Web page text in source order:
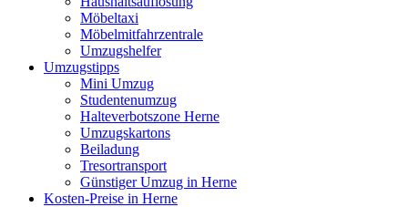
Möbeltaxi
Möbelmitfahrzentrale
Umzugshelfer
Umzugstipps
Mini Umzug
Studentenumzug
Halteverbotszone Herne
Umzugskartons
Beiladung
Tresortransport
Günstiger Umzug in Herne
Kosten-Preise in Herne